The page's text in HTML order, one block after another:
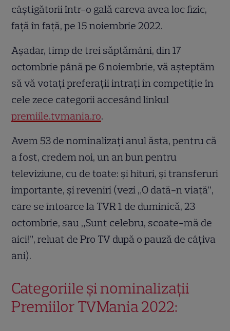
câștigătorii într-o gală careva avea loc fizic,
față în față, pe 15 noiembrie 2022.
Așadar, timp de trei săptămâni, din 17
octombrie până pe 6 noiembrie, vă așteptăm
să vă votați preferații intrați în competiție în
cele zece categorii accesând linkul
premiile.tvmania.ro.
Avem 53 de nominalizați anul ăsta, pentru că
a fost, credem noi, un an bun pentru
televiziune, cu de toate: și hituri, și transferuri
importante, și reveniri (vezi „O dată-n viață”,
care se întoarce la TVR 1 de duminică, 23
octombrie, sau „Sunt celebru, scoate-mă de
aici!”, reluat de Pro TV după o pauză de câțiva
ani).
Categoriile și nominalizații
Premiilor TVMania 2022: